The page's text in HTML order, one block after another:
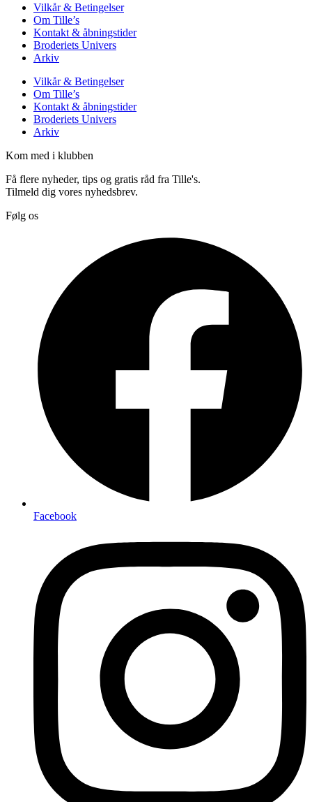
Vilkår & Betingelser
Om Tille’s
Kontakt & åbningstider
Broderiets Univers
Arkiv
Vilkår & Betingelser
Om Tille’s
Kontakt & åbningstider
Broderiets Univers
Arkiv
Kom med i klubben
Få flere nyheder, tips og gratis råd fra Tille's.
Tilmeld dig vores nyhedsbrev.
Følg os
Facebook